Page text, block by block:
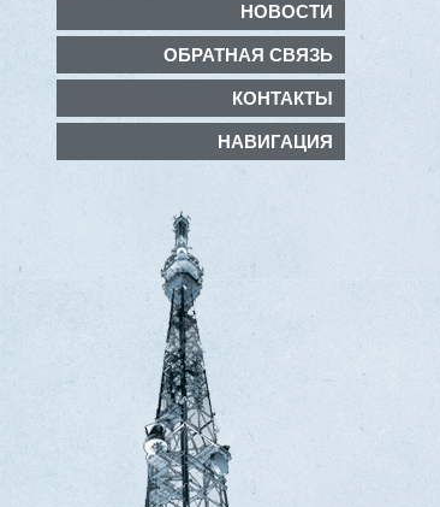
НОВОСТИ
ОБРАТНАЯ СВЯЗЬ
КОНТАКТЫ
НАВИГАЦИЯ